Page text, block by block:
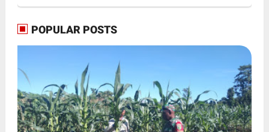
POPULAR POSTS